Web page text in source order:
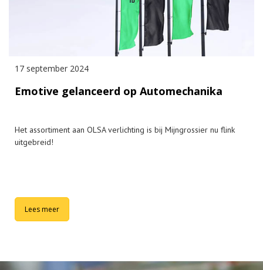
17 september 2024
Emotive gelanceerd op Automechanika
Het assortiment aan OLSA verlichting is bij Mijngrossier nu flink
uitgebreid!
Lees meer